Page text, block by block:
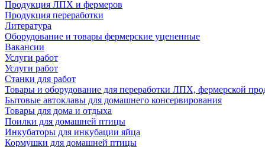
Продукция ЛПХ и фермеров
Продукция переработки
Литература
Оборудование и товары фермерские уцененные
Вакансии
Услуги работ
Услуги работ
Станки для работ
Товары и оборудование для переработки ЛПХ, фермерской
Бытовые автоклавы для домашнего консервирования
Товары для дома и отдыха
Поилки для домашней птицы
Инкубаторы для инкубации яйца
Кормушки для домашней птицы